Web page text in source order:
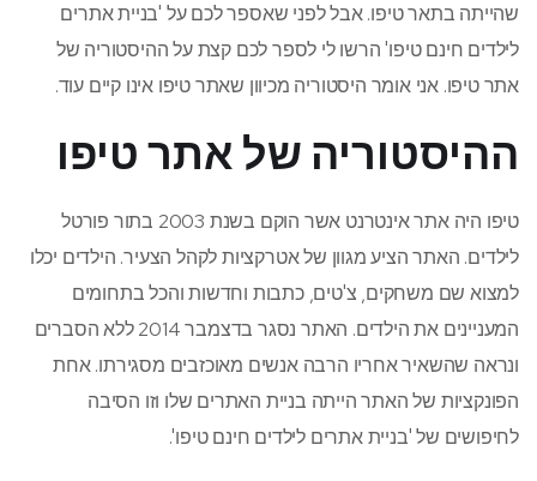
שהייתה בתאר טיפו. אבל לפני שאספר לכם על 'בניית אתרים
לילדים חינם טיפו' הרשו לי לספר לכם קצת על ההיסטוריה של
אתר טיפו. אני אומר היסטוריה מכיוון שאתר טיפו אינו קיים עוד.
ההיסטוריה של אתר טיפו
טיפו היה אתר אינטרנט אשר הוקם בשנת 2003 בתור פורטל
לילדים. האתר הציע מגוון של אטרקציות לקהל הצעיר. הילדים יכלו
למצוא שם משחקים, צ'טים, כתבות וחדשות והכל בתחומים
המעניינים את הילדים. האתר נסגר בדצמבר 2014 ללא הסברים
ונראה שהשאיר אחריו הרבה אנשים מאוכזבים מסגירתו. אחת
הפונקציות של האתר הייתה בניית האתרים שלו וזו הסיבה
לחיפושים של 'בניית אתרים לילדים חינם טיפו'.